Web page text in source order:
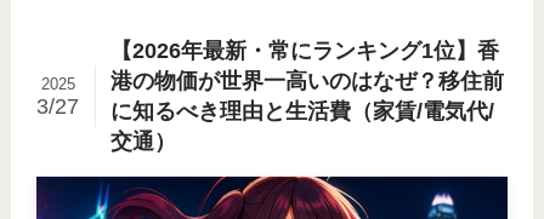
【2026年最新・常にランキング1位】香
港の物価が世界一高いのはなぜ？移住前
に知るべき理由と生活費（家賃/電気代/
交通）
2025
3/27